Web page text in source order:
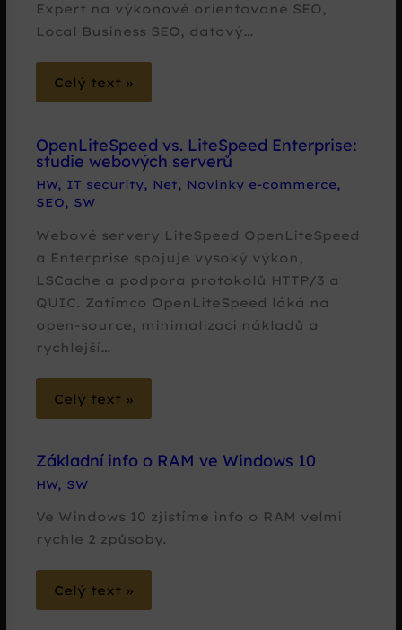
Expert na výkonově orientované SEO,
Local Business SEO, datový…
Celý text »
OpenLiteSpeed vs. LiteSpeed Enterprise:
studie webových serverů
HW, IT security, Net, Novinky e-commerce,
SEO, SW
Webové servery LiteSpeed OpenLiteSpeed
a Enterprise spojuje vysoký výkon,
LSCache a podpora protokolů HTTP/3 a
QUIC. Zatímco OpenLiteSpeed láká na
open-source, minimalizaci nákladů a
rychlejší…
Celý text »
Základní info o RAM ve Windows 10
HW, SW
Ve Windows 10 zjistíme info o RAM velmi
rychle 2 způsoby.
Celý text »